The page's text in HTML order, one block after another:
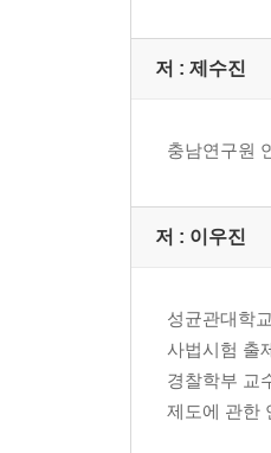
9. 교육과 자기 계
1. 도시 및 공간 분
4. 교육 및 인재
저 : 제수진
충남연구원
저 : 이우진
성균관대학
사법시험 출
경찰학부 교
제도에 관한